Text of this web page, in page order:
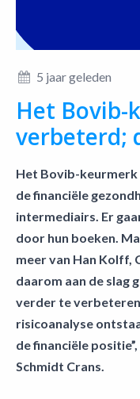
5 jaar geleden
Het Bovib-
verbeterd;
Het Bovib-
de financiële
intermediairs. Er
door hun boeken.
meer van Han Kolff,
daarom aan de slag
verder te
risicoanalyse
de financiële
Schmidt Crans.